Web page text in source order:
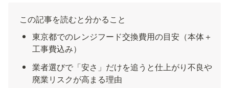
この記事を読むと分かること
東京都でのレンジフード交換費用の目安（本体＋
工事費込み）
業者選びで「安さ」だけを追うと仕上がり不良や
廃業リスクが高まる理由